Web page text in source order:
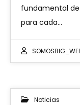
fundamental
para cada…
Noticias